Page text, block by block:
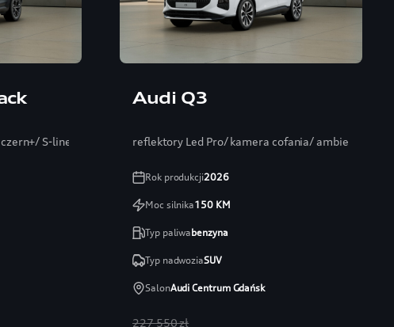
S-line/ Mirkofibra
Audi Q3
reflektory Led Pro/ kamera cofania/ ambiente+/
Rok produkcji2026
Moc silnika150KM
Typ paliwabenzyna
Typ nadwoziaSUV
SalonAudi Centrum Gdańsk
227 550 zł